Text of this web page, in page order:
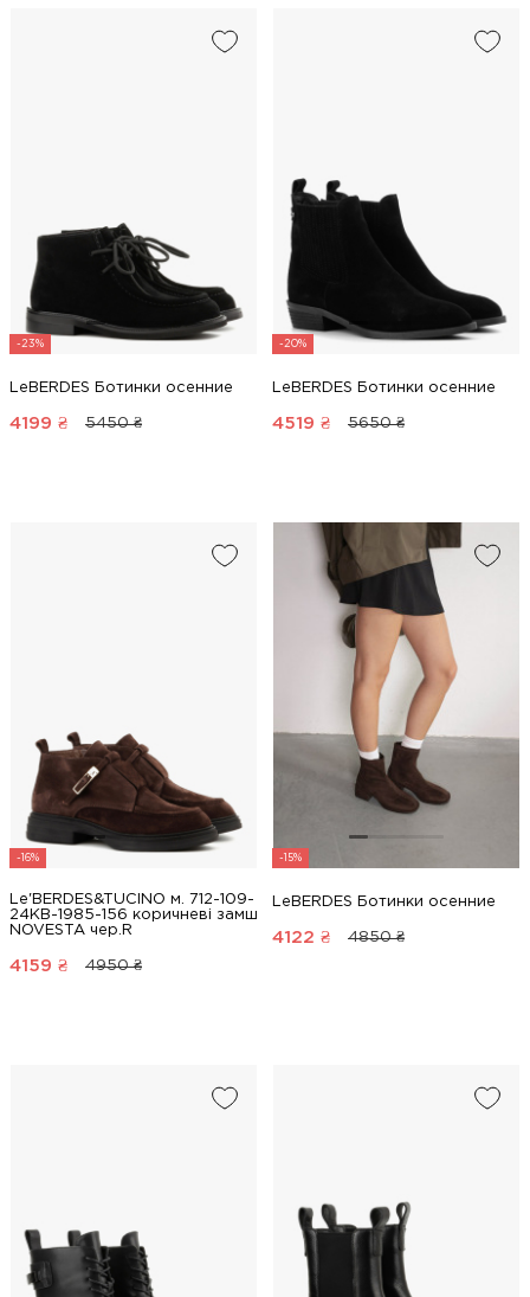
-23%
LeBERDES Ботинки осенние
4199 ₴ 5450 ₴
-20%
LeBERDES Ботинки осенние
4519 ₴ 5650 ₴
-16%
Le'BERDES&TUCINO м. 712-109-
24KB-1985-156 коричневі замш
NOVESTA чер.R
4159 ₴ 4950 ₴
-15%
LeBERDES Ботинки осенние
4122 ₴ 4850 ₴